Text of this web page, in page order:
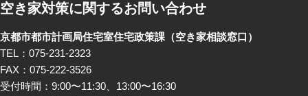
空き家対策に関するお問い合わせ
京都市都市計画局住宅室住宅政策課 （空き家相談窓口）
TEL：075-231-2323
FAX：075-222-3526
受付時間：9:00〜11:30、13:00〜16:30